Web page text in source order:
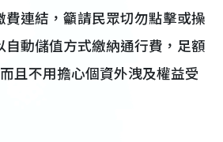
費連結，籲請民眾切勿點擊或操
自動儲值方式繳納通行費，足額
且不用擔心個資外洩及權益受